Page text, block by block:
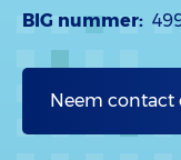
BIG nummer:
Neem contact